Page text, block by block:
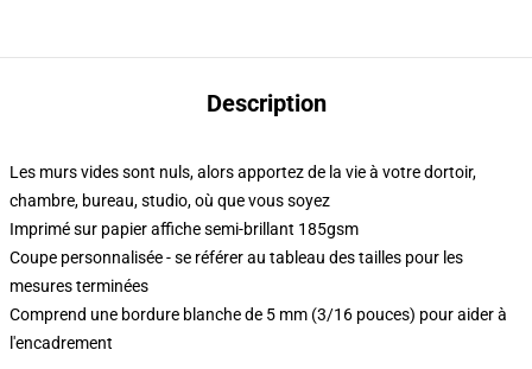
Description
Les murs vides sont nuls, alors apportez de la vie à votre dortoir,
chambre, bureau, studio, où que vous soyez
Imprimé sur papier affiche semi-brillant 185gsm
Coupe personnalisée - se référer au tableau des tailles pour les
mesures terminées
Comprend une bordure blanche de 5 mm (3/16 pouces) pour aider à
l'encadrement